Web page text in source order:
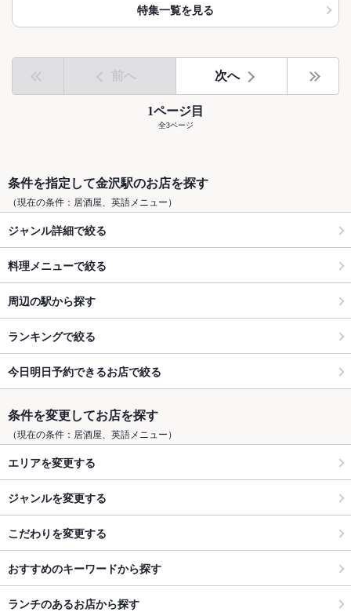
特集一覧を見る
前へ 次へ
1ページ目
全3ページ
条件を指定して金沢駅のお店を探す
（現在の条件：居酒屋、英語メニュー）
ジャンル詳細で絞る
料理メニューで絞る
周辺の駅から探す
ランキングで絞る
今日明日予約できるお店で絞る
条件を変更してお店を探す
（現在の条件：居酒屋、英語メニュー）
エリアを変更する
ジャンルを変更する
こだわりを変更する
おすすめのキーワードから探す
ランチのあるお店から探す